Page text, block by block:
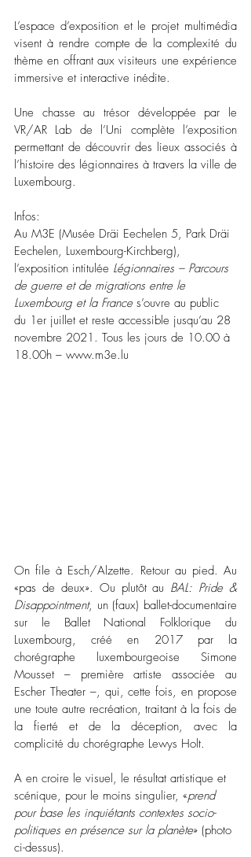
L’espace d’exposition et le projet multimédia
visent à rendre compte de la complexité du
thème en offrant aux visiteurs une expérience
immersive et interactive inédite.
Une chasse au trésor développée par le
VR/AR Lab de l’Uni complète l’exposition
permettant de découvrir des lieux associés à
l’histoire des légionnaires à travers la ville de
Luxembourg.
Infos:
Au M3E (Musée Dräi Eechelen 5, Park Dräi
Eechelen, Luxembourg-Kirchberg),
l’exposition intitulée Légionnaires – Parcours
de guerre et de migrations entre le
Luxembourg et la France s’ouvre au public
du 1er juillet et reste accessible jusqu’au 28
novembre 2021. Tous les jours de 10.00 à
18.00h – www.m3e.lu
On file à Esch/Alzette. Retour au pied. Au
«pas de deux». Ou plutôt au BAL: Pride &
Disappointment, un (faux) ballet-documentaire
sur le Ballet National Folklorique du
Luxembourg, créé en 2017 par la
chorégraphe luxembourgeoise Simone
Mousset – première artiste associée au
Escher Theater –, qui, cette fois, en propose
une toute autre recréation, traitant à la fois de
la fierté et de la déception, avec la
complicité du chorégraphe Lewys Holt.
A en croire le visuel, le résultat artistique et
scénique, pour le moins singulier, «prend
pour base les inquiétants contextes socio-
politiques en présence sur la planète» (photo
ci-dessus).